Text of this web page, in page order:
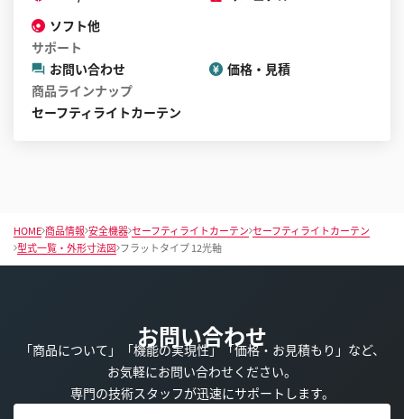
ソフト他
サポート
お問い合わせ
価格・見積
商品ラインナップ
セーフティライトカーテン
HOME 商品情報 安全機器 セーフティライトカーテン セーフティライトカーテン
型式一覧・外形寸法図 フラットタイプ 12光軸
お問い合わせ
「商品について」「機能の実現性」「価格・お見積もり」など、
お気軽にお問い合わせください。
専門の技術スタッフが迅速にサポートします。